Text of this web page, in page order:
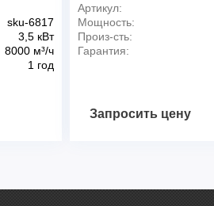
sku-6817
3,5 кВт
8000 м³/ч
1 год
Артикул:
Мощность:
Произ-сть:
Гарантия:
Запросить цену